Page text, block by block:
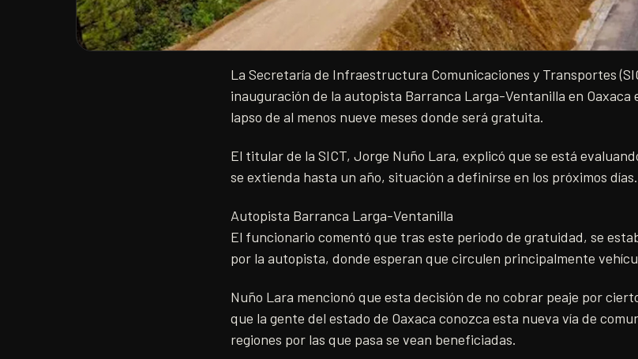
La Secretaría de Infraestructura Comunicaciones y Transportes
inauguración de la autopista Barranca Larga-Ventanilla en Oaxaca
lapso de al menos nueve meses donde será gratuita.
El titular de la SICT, Jorge Nuño Lara, explicó que se está
se extienda hasta un año, situación a definirse en los próximos días.
Autopista Barranca Larga-Ventanilla
El funcionario comentó que tras este periodo de gratuidad, se
por la autopista, donde esperan que circulen principalmente
Nuño Lara mencionó que esta decisión de no cobrar peaje por
que la gente del estado de Oaxaca conozca esta nueva vía de
regiones por las que pasa se vean beneficiadas.